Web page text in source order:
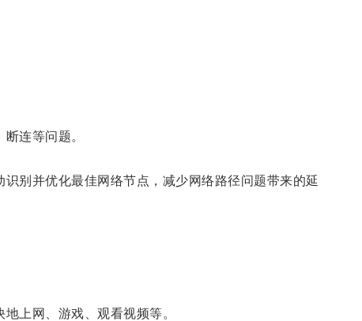
连等问题。
别并优化最佳网络节点，减少网络路径问题带来的延
上网、游戏、观看视频等。